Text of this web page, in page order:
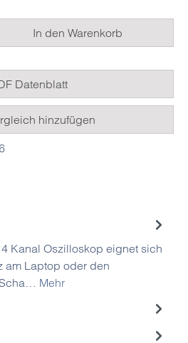
den gewünschten
In den Warenkorb
Datenblatt
hinzufügen
Kanal Oszilloskop eignet sich
am Laptop oder den
Mehr